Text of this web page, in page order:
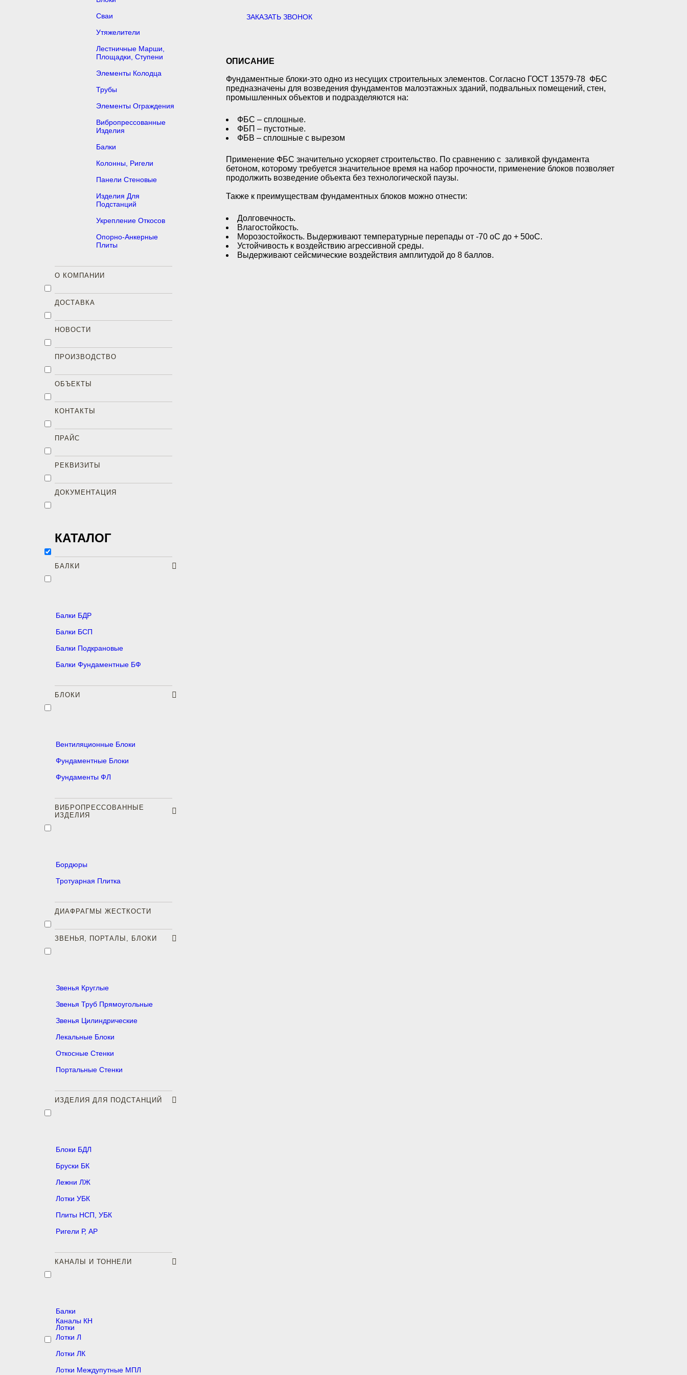
ЗАКАЗАТЬ ЗВОНОК
ОПИСАНИЕ
Фундаментные блоки-это одно из несущих строительных элементов. Согласно ГОСТ 13579-78 ФБС
предназначены для возведения фундаментов малоэтажных зданий, подвальных помещений, стен,
промышленных объектов и подразделяются на:
ФБС – сплошные.
ФБП – пустотные.
ФБВ – сплошные с вырезом
Применение ФБС значительно ускоряет строительство. По сравнению с заливкой фундамента
бетоном, которому требуется значительное время на набор прочности, применение блоков позволяет
продолжить возведение объекта без технологической паузы.
Также к преимуществам фундаментных блоков можно отнести:
Долговечность.
Влагостойкость.
Морозостойкость. Выдерживают температурные перепады от -70 оС до + 50oC.
Устойчивость к воздействию агрессивной среды.
Выдерживают сейсмические воздействия амплитудой до 8 баллов.
Сваи
Утяжелители
Лестничные Марши,
Площадки, Ступени
Элементы Колодца
Трубы
Элементы Ограждения
Вибропрессованные
Изделия
Балки
Колонны, Ригели
Панели Стеновые
Изделия Для
Подстанций
Укрепление Откосов
Опорно-Анкерные
Плиты
О КОМПАНИИ
ДОСТАВКА
НОВОСТИ
ПРОИЗВОДСТВО
ОБЪЕКТЫ
КОНТАКТЫ
ПРАЙС
РЕКВИЗИТЫ
ДОКУМЕНТАЦИЯ
КАТАЛОГ
БАЛКИ
Балки БДР
Балки БСП
Балки Подкрановые
Балки Фундаментные БФ
БЛОКИ
Вентиляционные Блоки
Фундаментные Блоки
Фундаменты ФЛ
ВИБРОПРЕССОВАННЫЕ
ИЗДЕЛИЯ
Бордюры
Тротуарная Плитка
ДИАФРАГМЫ ЖЕСТКОСТИ
ЗВЕНЬЯ, ПОРТАЛЫ, БЛОКИ
Звенья Круглые
Звенья Труб Прямоугольные
Звенья Цилиндрические
Лекальные Блоки
Откосные Стенки
Портальные Стенки
ИЗДЕЛИЯ ДЛЯ ПОДСТАНЦИЙ
Блоки БДЛ
Бруски БК
Лежни ЛЖ
Лотки УБК
Плиты НСП, УБК
Ригели Р, АР
КАНАЛЫ И ТОННЕЛИ
Балки
Лотки
Каналы КН
Лотки Л
Лотки ЛК
Лотки Междупутные МПЛ